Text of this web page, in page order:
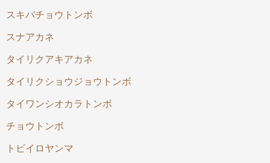
スキバチョウトンボ
スナアカネ
タイリクアキアカネ
タイリクショウジョウトンボ
タイワンシオカラトンボ
チョウトンボ
トビイロヤンマ